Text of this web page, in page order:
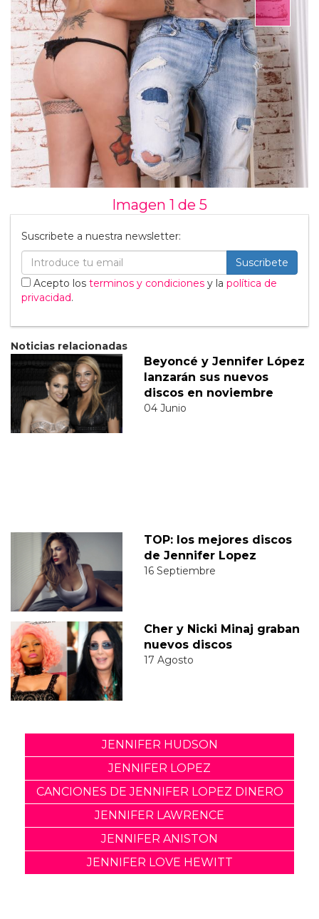
Imagen 1 de 5
Suscribete a nuestra newsletter:
Suscribete
Acepto los terminos y condiciones y la política de
privacidad.
Noticias relacionadas
Beyoncé y Jennifer López
lanzarán sus nuevos
discos en noviembre
04 Junio
TOP: los mejores discos
de Jennifer Lopez
16 Septiembre
Cher y Nicki Minaj graban
nuevos discos
17 Agosto
JENNIFER HUDSON
JENNIFER LOPEZ
CANCIONES DE JENNIFER LOPEZ DINERO
JENNIFER LAWRENCE
JENNIFER ANISTON
JENNIFER LOVE HEWITT